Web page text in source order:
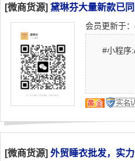
[微商货源] 黛琳芬大量新款已
会员更新于
#小程序://
[微商货源] 外贸睡衣批发，实